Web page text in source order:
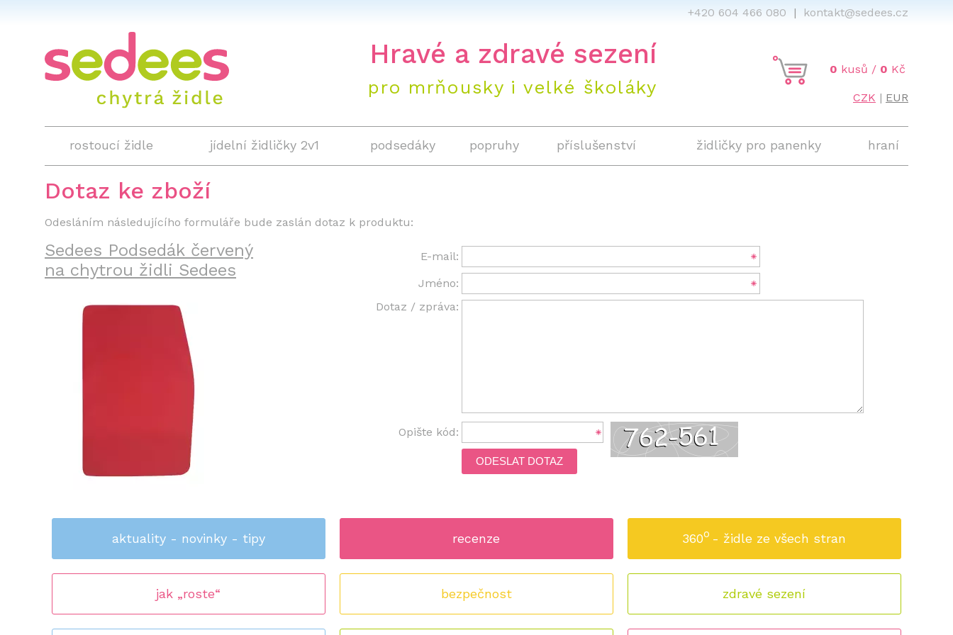
Dotaz ke zboží
Odesláním následujícího formuláře bude zaslán dotaz k produktu:
Sedees Podsedák červený
na chytrou židli Sedees
E-mail:
Jméno:
Dotaz / zpráva:
Opište kód:
ODESLAT DOTAZ
aktuality - novinky - tipy recenze 360o
- židle ze všech stran
jak „roste“ bezpečnost zdravé sezení
+420 604 466 080 | kontakt@sedees.cz
Hravé a zdravé sezení
pro mrňousky i velké školáky
0 kusů / 0 Kč
CZK | EUR
rostoucí židle jídelní židličky 2v1 podsedáky popruhy příslušenství židličky pro panenky hraní